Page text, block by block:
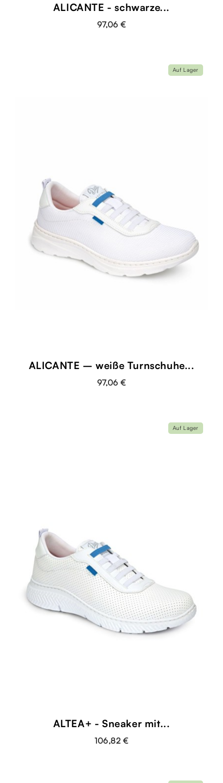
ALICANTE - schwarze...
97,06 €
ALICANTE – weiße Turnschuhe...
97,06 €
Auf Lager
ALTEA+ - Sneaker mit...
106,82 €
Auf Lager